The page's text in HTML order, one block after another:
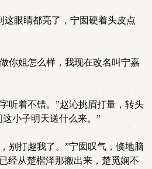
这眼睛都亮了，宁囡硬着头皮点
你姐怎么样，我现在改名叫宁嘉
听着不错。”赵沁挑眉打量，转头
小子明天送什么来。”
别打趣我了。”宁囡叹气，倏地脑
经从楚楷泽那搬出来，楚觅娴不